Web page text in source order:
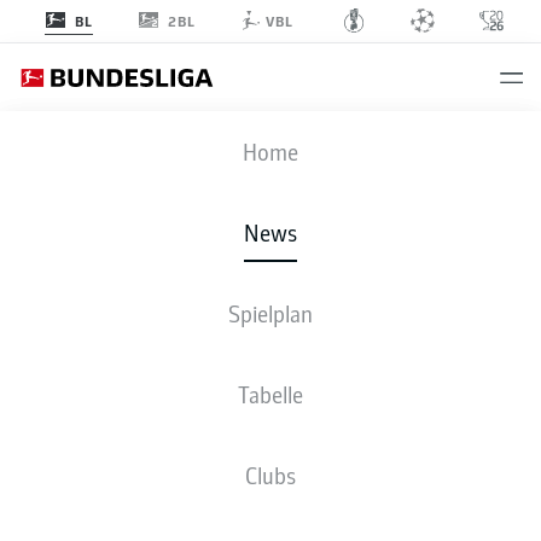
BL 2BL VBL
Home
News
Spielplan
Tabelle
Clubs
Leroy Sané bringt die DFB-Elf in der 2. Minute in Führung